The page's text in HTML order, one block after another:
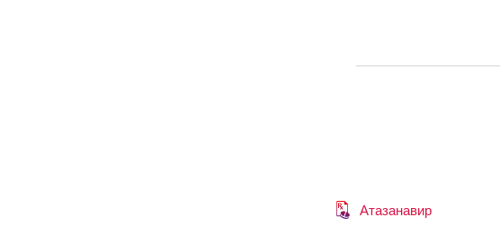
Атазанавир